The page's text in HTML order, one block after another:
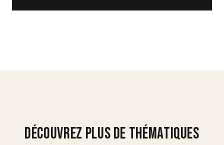
Découvrez plus de thématiques